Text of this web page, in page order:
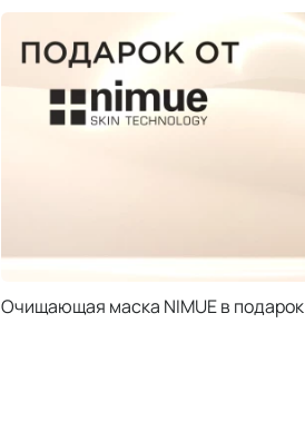
Очищающая маска NIMUE в подарок